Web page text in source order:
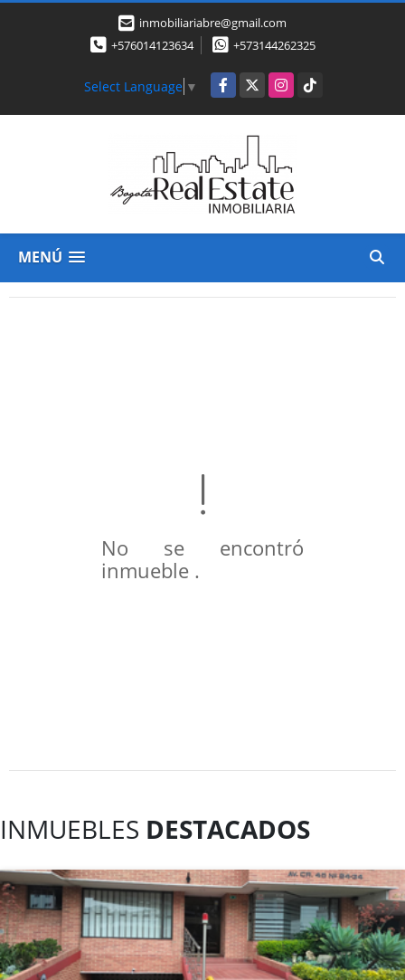
inmobiliariabre@gmail.com
+576014123634
+573144262325
Select Language ▼ Facebook
X Instagram
TikTok
MENÚ
No se encontró
inmueble .
INMUEBLES DESTACADOS